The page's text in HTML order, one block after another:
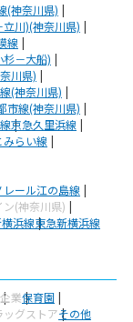
(神奈川県)
川)(神奈川県)
線
杉－大船)
川県)
(神奈川県)
市線(神奈川県)
京急久里浜線
らい線
レール江の島線
ン(神奈川県)
浜線東急新横浜線
企業保育園
グストアその他